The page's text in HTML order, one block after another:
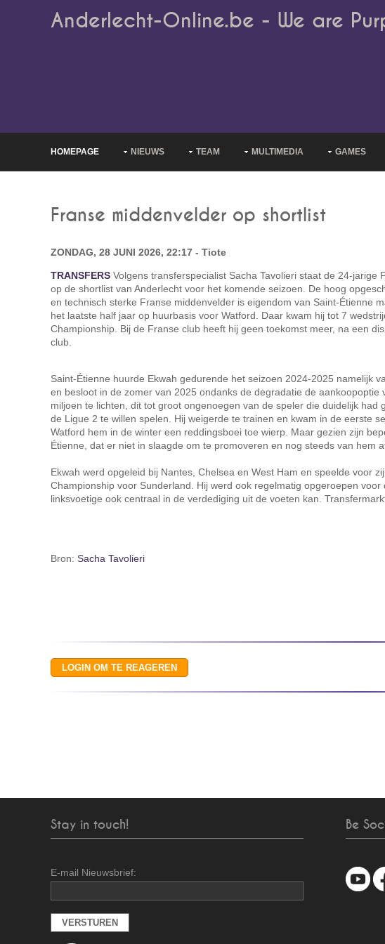
Anderlecht-Online.be - We are
HOMEPAGE NIEUWS TEAM MULTIMEDIA GAMES
Franse middenvelder op shortlist
ZONDAG, 28 JUNI 2026, 22:17 - Tiote
TRANSFERS Volgens transferspecialist Sacha Tavolieri staat de 24-jarige
op de shortlist van Anderlecht voor het komende seizoen. De hoog
en technisch sterke Franse middenvelder is eigendom van Saint-Étienne
het laatste half jaar op huurbasis voor Watford. Daar kwam hij tot 7
Championship. Bij de Franse club heeft hij geen toekomst meer, na een
club.
Saint-Étienne huurde Ekwah gedurende het seizoen 2024-2025 namelijk
en besloot in de zomer van 2025 ondanks de degradatie de aankoopoptie
miljoen te lichten, dit tot groot ongenoegen van de speler die duidelijk had
de Ligue 2 te willen spelen. Hij weigerde te trainen en kwam in de eerste
Watford hem in de winter een reddingsboei toe wierp. Maar gezien zijn
Étienne, dat er niet in slaagde om te promoveren en nog steeds van hem
Ekwah werd opgeleid bij Nantes, Chelsea en West Ham en speelde voor
Championship voor Sunderland. Hij werd ook regelmatig opgeroepen
linksvoetige ook centraal in de verdediging uit de voeten kan.
Bron: Sacha Tavolieri
Stay in touch!
E-mail Nieuwsbrief:
Be